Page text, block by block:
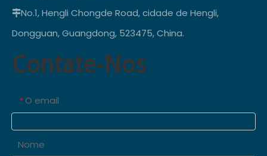
No.1, Hengli Chongde Road, cidade de Hengli,
Dongguan, Guangdong, 523475, China.
Contate-Nos
* O email
Nome